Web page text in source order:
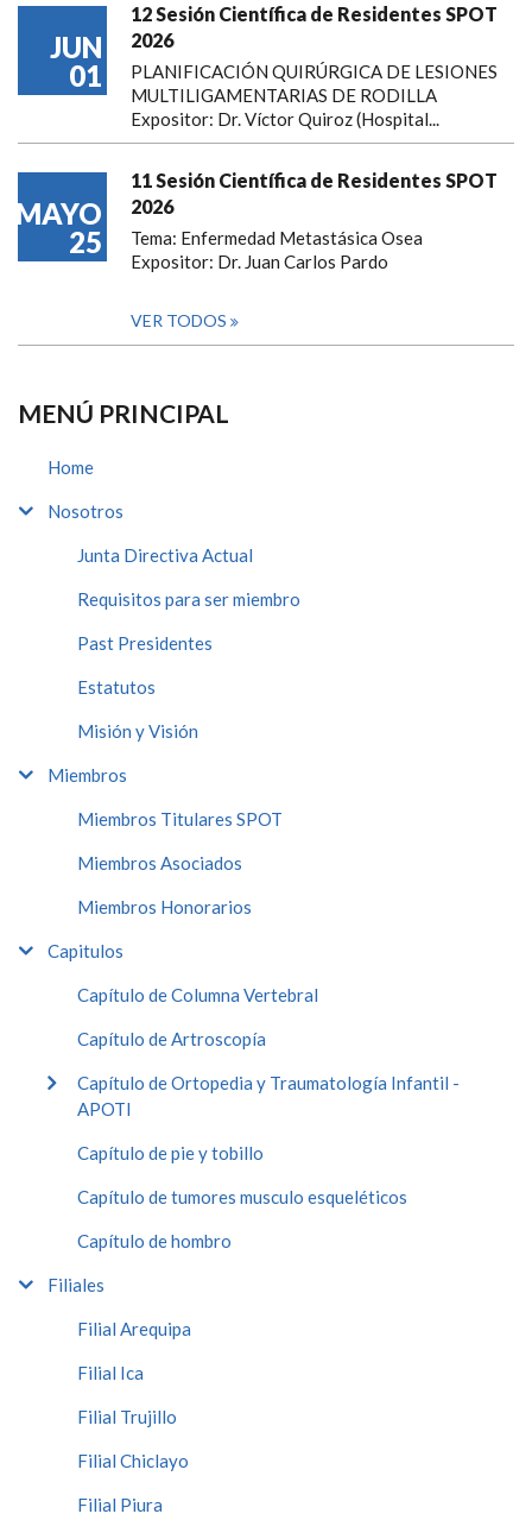
JUN
01
12 Sesión Científica de Residentes SPOT
2026
PLANIFICACIÓN QUIRÚRGICA DE LESIONES
MULTILIGAMENTARIAS DE RODILLA
Expositor: Dr. Víctor Quiroz (Hospital...
MAYO
25
11 Sesión Científica de Residentes SPOT
2026
Tema: Enfermedad Metastásica Osea
Expositor: Dr. Juan Carlos Pardo
VER TODOS
MENÚ PRINCIPAL
Home
Nosotros
Junta Directiva Actual
Requisitos para ser miembro
Past Presidentes
Estatutos
Misión y Visión
Miembros
Miembros Titulares SPOT
Miembros Asociados
Miembros Honorarios
Capitulos
Capítulo de Columna Vertebral
Capítulo de Artroscopía
Capítulo de Ortopedia y Traumatología Infantil -
APOTI
Capítulo de pie y tobillo
Capítulo de tumores musculo esqueléticos
Capítulo de hombro
Filiales
Filial Arequipa
Filial Ica
Filial Trujillo
Filial Chiclayo
Filial Piura